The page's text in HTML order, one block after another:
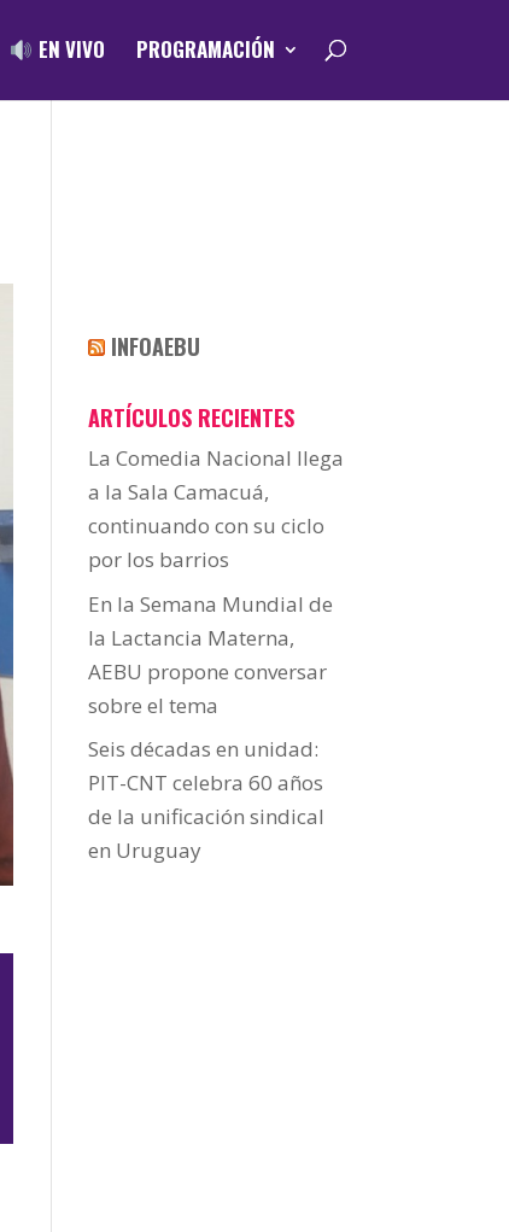
EN VIVO PROGRAMACIÓN
INFOAEBU
ARTÍCULOS RECIENTES
La Comedia Nacional llega
a la Sala Camacuá,
continuando con su ciclo
por los barrios
En la Semana Mundial de
la Lactancia Materna,
AEBU propone conversar
sobre el tema
Seis décadas en unidad:
PIT-CNT celebra 60 años
de la unificación sindical
en Uruguay